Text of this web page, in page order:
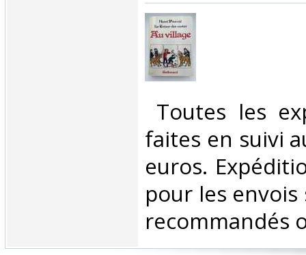
Toutes les
faites en suivi
euros.
pour les envois
recommandés